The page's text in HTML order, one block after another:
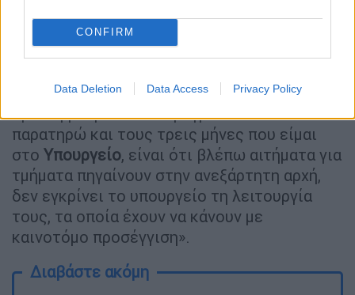
CONFIRM
Data Deletion Data Access Privacy Policy
πάρα πολύ και το κομμάτι της νοσηλευτικής»
και πρόσθεσε: «Βλέπουμε δηλαδή σχολές οι
τμήματα τα οποία έχουν θα έλεγα καινοτόμο
προσέγγιση. Και ένα πράγμα το οποίο
παρατηρώ και τους τρεις μήνες που είμαι
στο Υπουργείο, είναι ότι βλέπω αιτήματα για
τμήματα πηγαίνουν στην ανεξάρτητη αρχή,
δεν εγκρίνει το υπουργείο τη λειτουργία
τους, τα οποία έχουν να κάνουν με
καινοτόμο προσέγγιση».
Διαβάστε ακόμη